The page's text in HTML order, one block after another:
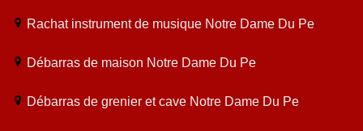
Rachat instrument de musique Notre Dame Du Pe
Débarras de maison Notre Dame Du Pe
Débarras de grenier et cave Notre Dame Du Pe